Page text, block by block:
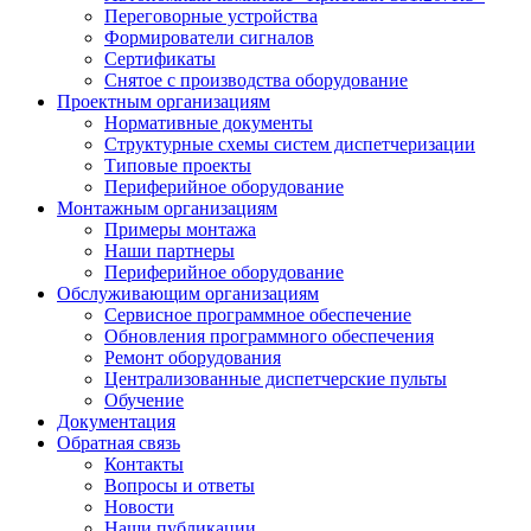
Переговорные устройства
Формирователи сигналов
Сертификаты
Снятое с производства оборудование
Проектным организациям
Нормативные документы
Структурные схемы систем диспетчеризации
Типовые проекты
Периферийное оборудование
Монтажным организациям
Примеры монтажа
Наши партнеры
Периферийное оборудование
Обслуживающим организациям
Сервисное программное обеспечение
Обновления программного обеспечения
Ремонт оборудования
Централизованные диспетчерские пульты
Обучение
Документация
Обратная связь
Контакты
Вопросы и ответы
Новости